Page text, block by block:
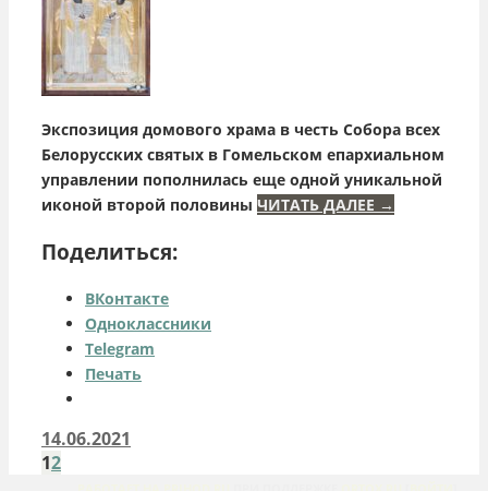
Экспозиция домового храма в честь Собора всех
Белорусских святых в Гомельском епархиальном
управлении пополнилась еще одной уникальной
иконой второй половины ЧИТАТЬ ДАЛЕЕ →
Поделиться:
ВКонтакте
Одноклассники
Telegram
Печать
14.06.2021
12